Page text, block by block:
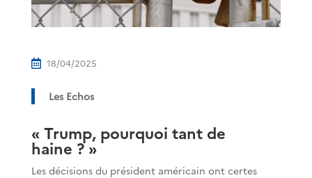
 18/04/2025
Les Echos
« Trump, pourquoi tant de
haine ? »
Les décisions du président américain ont certes